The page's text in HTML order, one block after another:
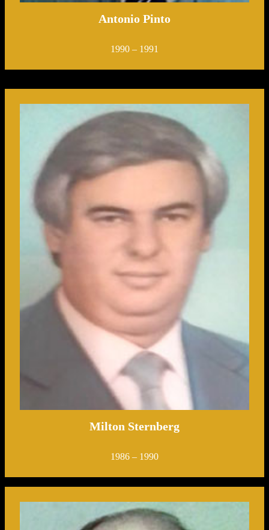
Antonio Pinto
1990 – 1991
Milton Sternberg
1986 – 1990